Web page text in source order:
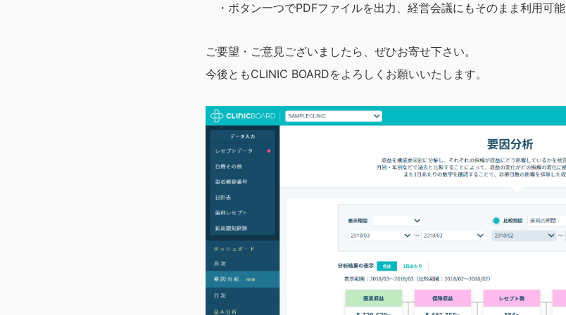
・ボタン一つでPDFファイルを出力、経営会議にもそのまま利用可能
ご要望・ご意見ございましたら、ぜひお寄せ下さい。
今後ともCLINIC BOARDをよろしくお願いいたします。